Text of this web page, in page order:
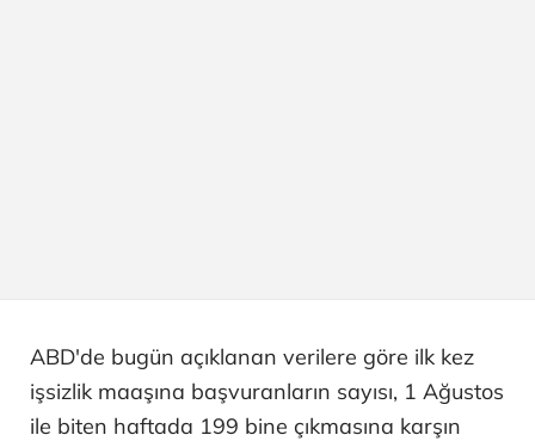
ABD'de bugün açıklanan verilere göre ilk kez
işsizlik maaşına başvuranların sayısı, 1 Ağustos
ile biten haftada 199 bine çıkmasına karşın